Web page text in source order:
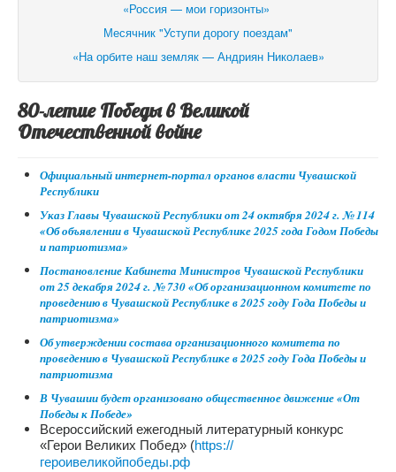
«Россия — мои горизонты»
Месячник "Уступи дорогу поездам"
«На орбите наш земляк — Андриян Николаев»
80-летие Победы в Великой
Отечественной войне
Официальный интернет-портал органов власти Чувашской
Республики
Указ Главы Чувашской Республики от 24 октября 2024 г. № 114
«Об объявлении в Чувашской Республике 2025 года Годом Победы
и патриотизма»
Постановление Кабинета Министров Чувашской Республики
от 25 декабря 2024 г. № 730 «Об организационном комитете по
проведению в Чувашской Республике в 2025 году Года Победы и
патриотизма»
Об утверждении состава организационного комитета по
проведению в Чувашской Республике в 2025 году Года Победы и
патриотизма
В Чувашии будет организовано общественное движение «От
Победы к Победе»
Всероссийский ежегодный литературный конкурс
«Герои Великих Побед» (https://
героивеликойпобеды.рф